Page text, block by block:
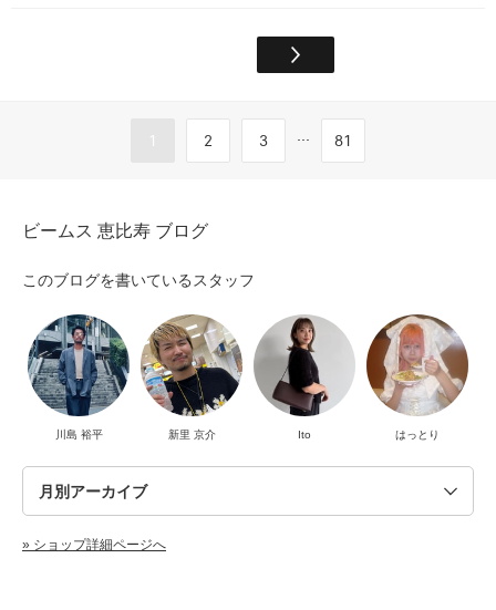
1 2 3 ... 81
ビームス 恵比寿 ブログ
このブログを書いているスタッフ
川島 裕平 新里 京介 Ito はっとり
» ショップ詳細ページへ